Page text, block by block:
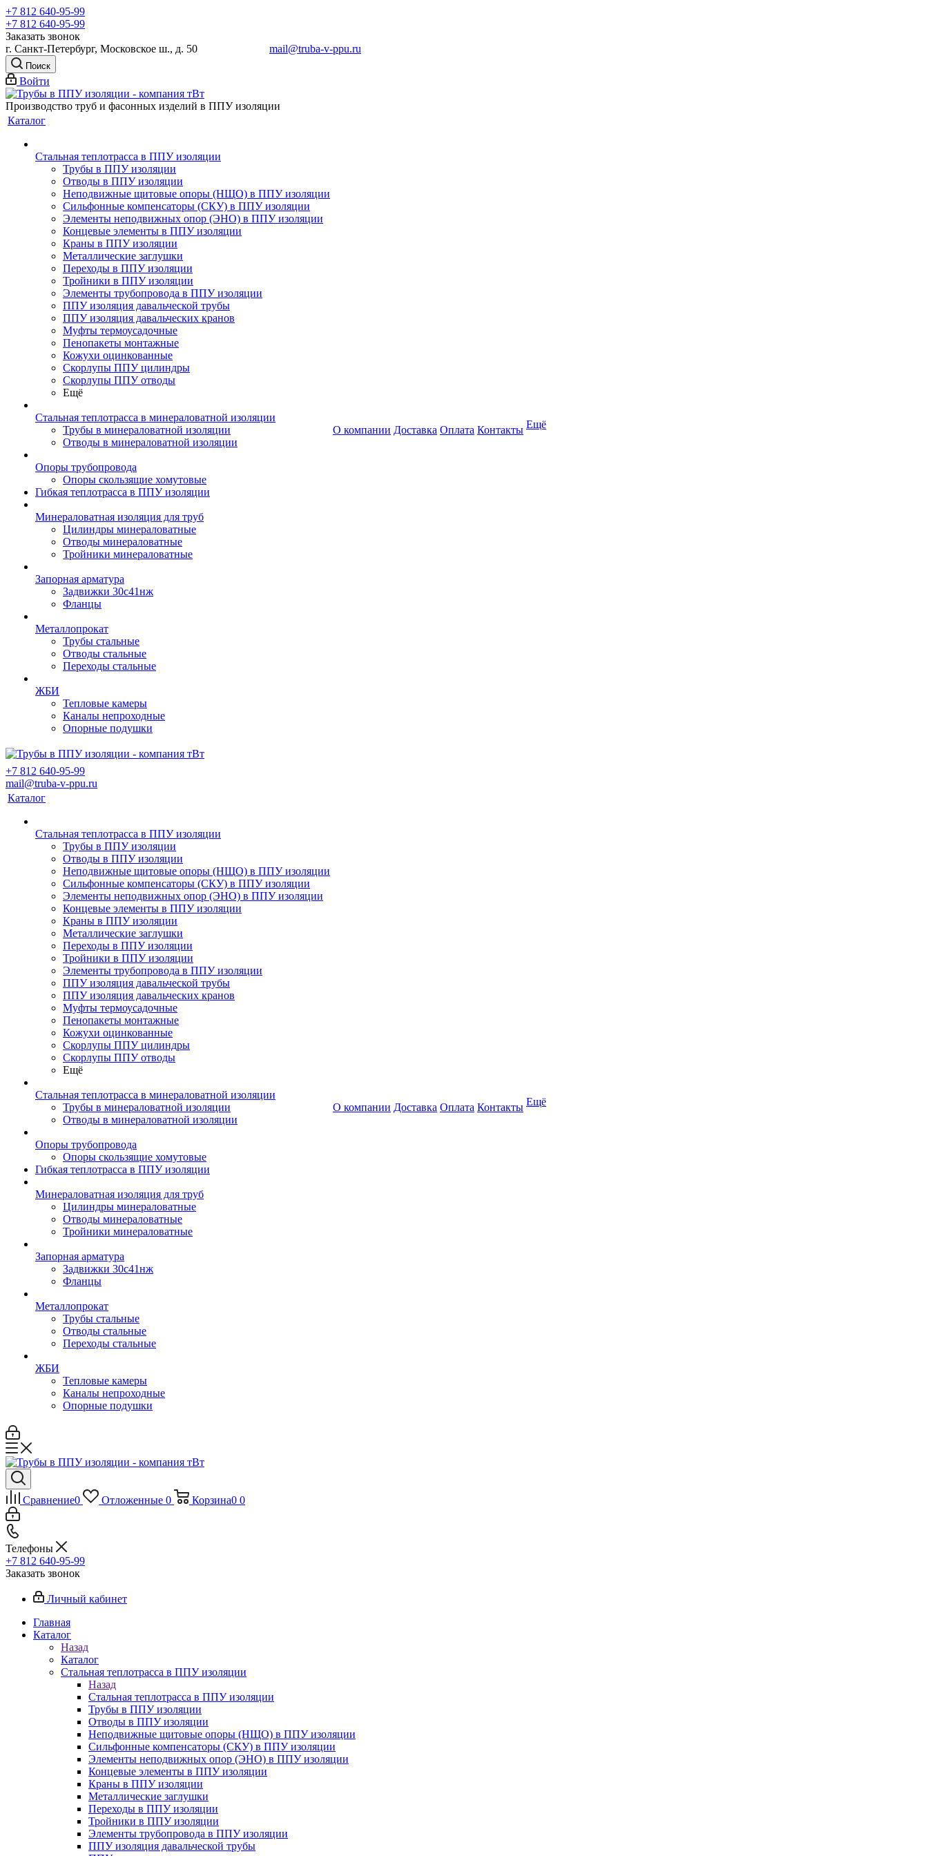
+7 812 640-95-99
+7 812 640-95-99
Заказать звонок
г. Санкт-Петербург, Московское ш., д. 50 mail@truba-v-ppu.ru
Поиск
Войти
Производство труб и фасонных изделий в ППУ изоляции
Каталог
Стальная теплотрасса в ППУ изоляции
Трубы в ППУ изоляции
Отводы в ППУ изоляции
Неподвижные щитовые опоры (НЩО) в ППУ изоляции
Cильфонные компенсаторы (СКУ) в ППУ изоляции
Элементы неподвижных опор (ЭНО) в ППУ изоляции
Концевые элементы в ППУ изоляции
Краны в ППУ изоляции
Металлические заглушки
Переходы в ППУ изоляции
Тройники в ППУ изоляции
Элементы трубопровода в ППУ изоляции
ППУ изоляция давальческой трубы
ППУ изоляция давальческих кранов
Муфты термоусадочные
Пенопакеты монтажные
Кожухи оцинкованные
Скорлупы ППУ цилиндры
Скорлупы ППУ отводы
Ещё
Стальная теплотрасса в минераловатной изоляции
Трубы в минераловатной изоляции
Отводы в минераловатной изоляции
Опоры трубопровода
Опоры скользящие хомутовые
Гибкая теплотрасса в ППУ изоляции
Минераловатная изоляция для труб
Цилиндры минераловатные
Отводы минераловатные
Тройники минераловатные
Запорная арматура
Задвижки 30с41нж
Фланцы
Металлопрокат
Трубы стальные
Отводы стальные
Переходы стальные
ЖБИ
Тепловые камеры
Каналы непроходные
Опорные подушки
О компании Доставка Оплата Контакты Ещё
+7 812 640-95-99
mail@truba-v-ppu.ru
Каталог
Стальная теплотрасса в ППУ изоляции
Трубы в ППУ изоляции
Отводы в ППУ изоляции
Неподвижные щитовые опоры (НЩО) в ППУ изоляции
Cильфонные компенсаторы (СКУ) в ППУ изоляции
Элементы неподвижных опор (ЭНО) в ППУ изоляции
Концевые элементы в ППУ изоляции
Краны в ППУ изоляции
Металлические заглушки
Переходы в ППУ изоляции
Тройники в ППУ изоляции
Элементы трубопровода в ППУ изоляции
ППУ изоляция давальческой трубы
ППУ изоляция давальческих кранов
Муфты термоусадочные
Пенопакеты монтажные
Кожухи оцинкованные
Скорлупы ППУ цилиндры
Скорлупы ППУ отводы
Ещё
Стальная теплотрасса в минераловатной изоляции
Трубы в минераловатной изоляции
Отводы в минераловатной изоляции
Опоры трубопровода
Опоры скользящие хомутовые
Гибкая теплотрасса в ППУ изоляции
Минераловатная изоляция для труб
Цилиндры минераловатные
Отводы минераловатные
Тройники минераловатные
Запорная арматура
Задвижки 30с41нж
Фланцы
Металлопрокат
Трубы стальные
Отводы стальные
Переходы стальные
ЖБИ
Тепловые камеры
Каналы непроходные
Опорные подушки
О компании Доставка Оплата Контакты Ещё
Сравнение0 Отложенные 0 Корзина0 0
Телефоны
+7 812 640-95-99
Заказать звонок
Личный кабинет
Главная
Каталог
Назад
Каталог
Стальная теплотрасса в ППУ изоляции
Назад
Стальная теплотрасса в ППУ изоляции
Трубы в ППУ изоляции
Отводы в ППУ изоляции
Неподвижные щитовые опоры (НЩО) в ППУ изоляции
Cильфонные компенсаторы (СКУ) в ППУ изоляции
Элементы неподвижных опор (ЭНО) в ППУ изоляции
Концевые элементы в ППУ изоляции
Краны в ППУ изоляции
Металлические заглушки
Переходы в ППУ изоляции
Тройники в ППУ изоляции
Элементы трубопровода в ППУ изоляции
ППУ изоляция давальческой трубы